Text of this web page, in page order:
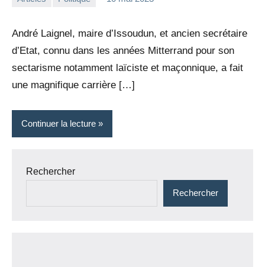
André Laignel, maire d’Issoudun, et ancien secrétaire
d’Etat, connu dans les années Mitterrand pour son
sectarisme notamment laïciste et maçonnique, a fait
une magnifique carrière […]
Continuer la lecture
Rechercher
Rechercher